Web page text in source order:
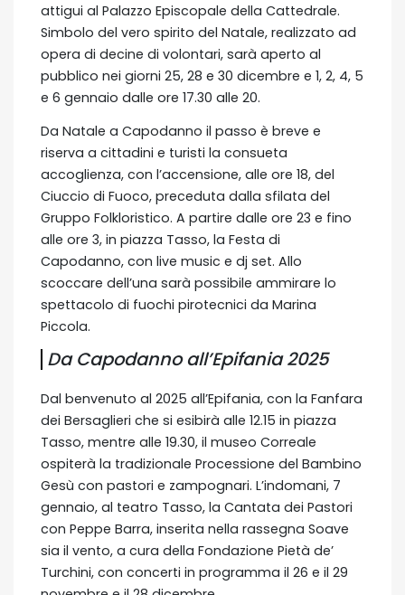
attigui al Palazzo Episcopale della Cattedrale.
Simbolo del vero spirito del Natale, realizzato ad
opera di decine di volontari, sarà aperto al
pubblico nei giorni 25, 28 e 30 dicembre e 1, 2, 4, 5
e 6 gennaio dalle ore 17.30 alle 20.
Da Natale a Capodanno il passo è breve e
riserva a cittadini e turisti la consueta
accoglienza, con l’accensione, alle ore 18, del
Ciuccio di Fuoco, preceduta dalla sfilata del
Gruppo Folkloristico. A partire dalle ore 23 e fino
alle ore 3, in piazza Tasso, la Festa di
Capodanno, con live music e dj set. Allo
scoccare dell’una sarà possibile ammirare lo
spettacolo di fuochi pirotecnici da Marina
Piccola.
Da Capodanno all’Epifania 2025
Dal benvenuto al 2025 all’Epifania, con la Fanfara
dei Bersaglieri che si esibirà alle 12.15 in piazza
Tasso, mentre alle 19.30, il museo Correale
ospiterà la tradizionale Processione del Bambino
Gesù con pastori e zampognari. L’indomani, 7
gennaio, al teatro Tasso, la Cantata dei Pastori
con Peppe Barra, inserita nella rassegna Soave
sia il vento, a cura della Fondazione Pietà de’
Turchini, con concerti in programma il 26 e il 29